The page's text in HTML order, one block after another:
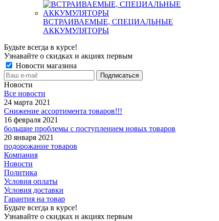
ВСТРАИВАЕМЫЕ, СПЕЦИАЛЬНЫЕ
АККУМУЛЯТОРЫ
Будьте всегда в курсе!
Узнавайте о скидках и акциях первым
Новости магазина
Новости
Все новости
24 марта 2021
Снижение ассортимента товаров!!!
16 февраля 2021
большие проблемы с поступлением новых товаров
20 января 2021
подорожание товаров
Компания
Новости
Политика
Условия оплаты
Условия доставки
Гарантия на товар
Будьте всегда в курсе!
Узнавайте о скидках и акциях первым